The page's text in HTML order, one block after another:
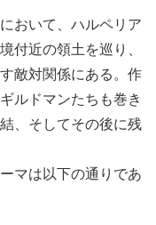
おいて、ハルペリア
付近の領土を巡り、
敵対関係にある。作
ルドマンたちも巻き
、そしてその後に残
マは以下の通りであ